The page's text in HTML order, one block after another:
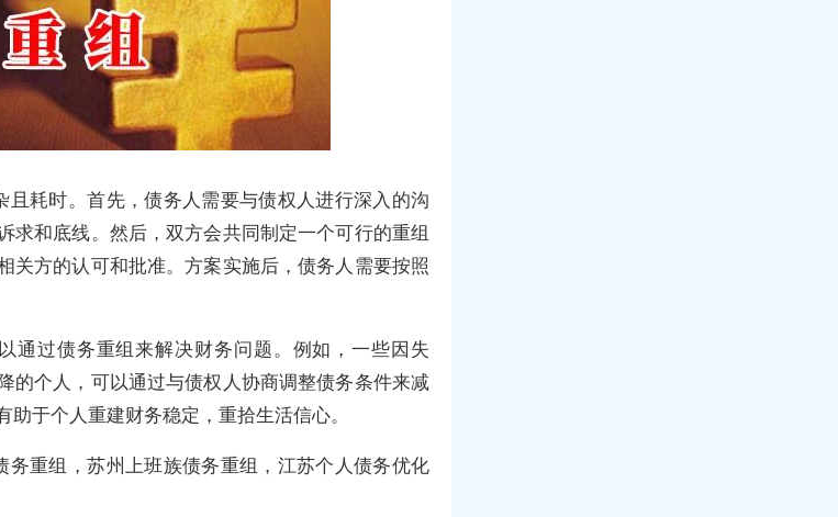
且耗时。首先，债务人需要与债权人进行深入的沟
求和底线。然后，双方会共同制定一个可行的重组
关方的认可和批准。方案实施后，债务人需要按照
通过债务重组来解决财务问题。例如，一些因失
的个人，可以通过与债权人协商调整债务条件来减
于个人重建财务稳定，重拾生活信心。
务重组，苏州上班族债务重组，江苏个人债务优化